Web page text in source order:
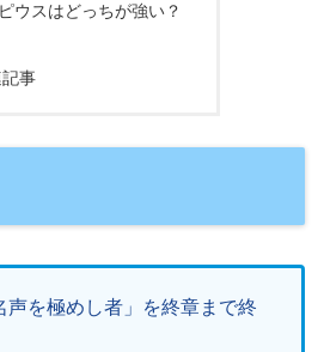
ウスはどっちが強い？
事
声を極めし者」を終章まで終